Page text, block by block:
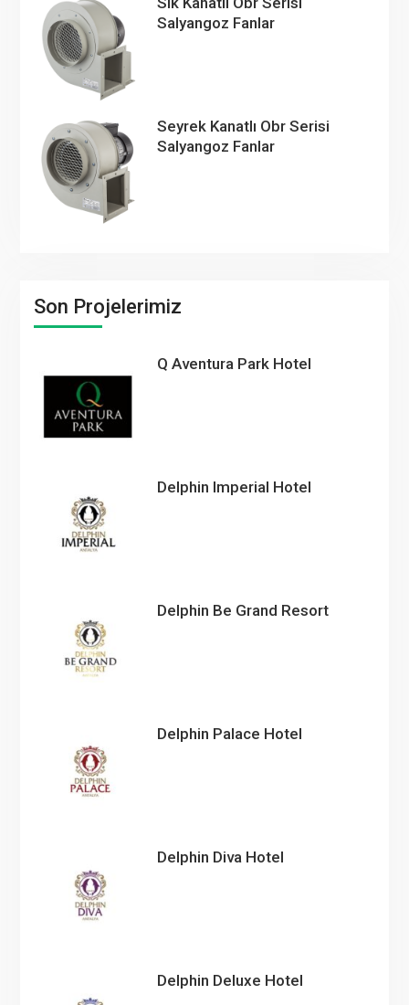
Salyangoz Fanlar
Seyrek Kanatlı Obr Serisi
Salyangoz Fanlar
Son Projelerimiz
Q Aventura Park Hotel
Delphin Imperial Hotel
Delphin Be Grand Resort
Delphin Palace Hotel
Delphin Diva Hotel
Delphin Deluxe Hotel